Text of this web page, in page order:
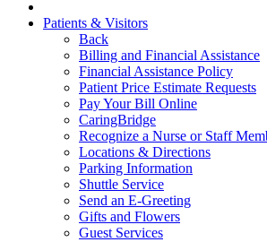
Patients & Visitors
Back
Billing and Financial Assistance
Financial Assistance Policy
Patient Price Estimate Requests
Pay Your Bill Online
CaringBridge
Recognize a Nurse or Staff
Locations & Directions
Parking Information
Shuttle Service
Send an E-Greeting
Gifts and Flowers
Guest Services